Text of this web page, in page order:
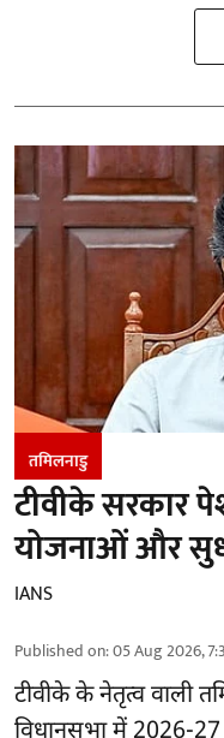
तमिलनाडु
टीवीके सरकार
योजनाओं और
IANS
Published on:05 Aug 2026,
टीवीके के नेतृत्व वाली
विधानसभा में 2026-